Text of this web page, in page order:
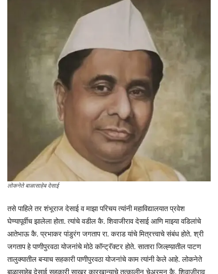
लोकनेते बाळासाहेब देसाई
तसे पाहिले तर शंभूराज देसाई व माझा परिचय त्यांनी महाविद्यालयात प्रवेश
घेण्यापूर्वीच झालेला होता. त्यांचे वडील कै. शिवाजीराव देसाई आणि माझ्या वडिलांचे
आतेभाऊ कै. प्रभाकर पांडुरंग जगताप रा. कराड यांचे मित्रत्त्वाचे संबंध होते. श्री
जगताप हे पाणीपुरवठा योजनांचे मोठे कॉन्ट्रॅक्टर होते. सातारा जिल्ह्य़ातील पाटण
तालुक्यातील बऱ्याच सहकारी पाणीपुरवठा योजनांचे काम त्यांनी केले आहे. लोकनेते
बाळासाहेब देसाई सहकारी साखर कारखान्याचे तत्कालीन चेअरमन कै. शिवाजीराव